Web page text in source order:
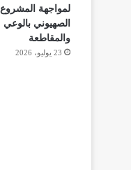
لمواجهة المشروع
الصهيوني بالوعي
والمقاطعة
23 يوليو، 2026